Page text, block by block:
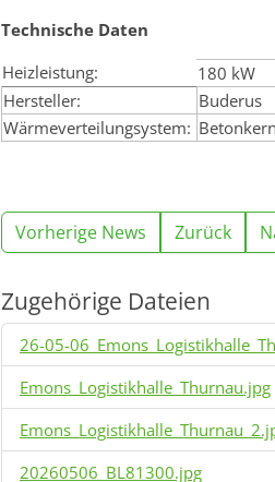
Technische Daten
Heizleistung:
180 kW
Hersteller:
Buderus
Wärmeverteilungsystem:
Vorherige News Zurück
Zugehörige Dateien
26-05-
Emons_Logistikhalle_Thurnau.jpg
20260506_BL81300.jpg